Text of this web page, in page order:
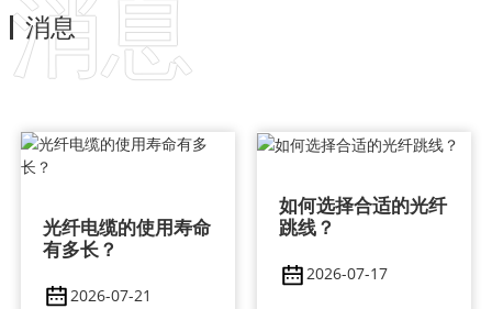
消息
消息
光纤电缆的使用寿命
有多长？
2026-07-21
如何选择合适的光纤
跳线？
2026-07-17